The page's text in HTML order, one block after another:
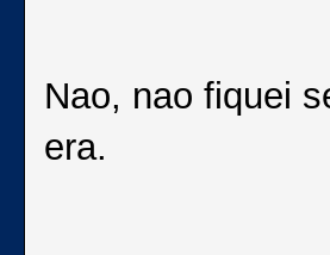
Nao, nao fiquei
era.